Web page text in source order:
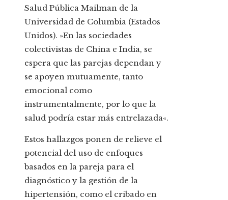
Salud Pública Mailman de la
Universidad de Columbia (Estados
Unidos). »En las sociedades
colectivistas de China e India, se
espera que las parejas dependan y
se apoyen mutuamente, tanto
emocional como
instrumentalmente, por lo que la
salud podría estar más entrelazada«.
Estos hallazgos ponen de relieve el
potencial del uso de enfoques
basados en la pareja para el
diagnóstico y la gestión de la
hipertensión, como el cribado en